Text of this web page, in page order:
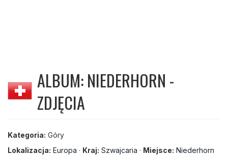
ALBUM: NIEDERHORN -
ZDJĘCIA
Kategoria: Góry
Lokalizacja: Europa · Kraj: Szwajcaria · Miejsce: Niederhorn